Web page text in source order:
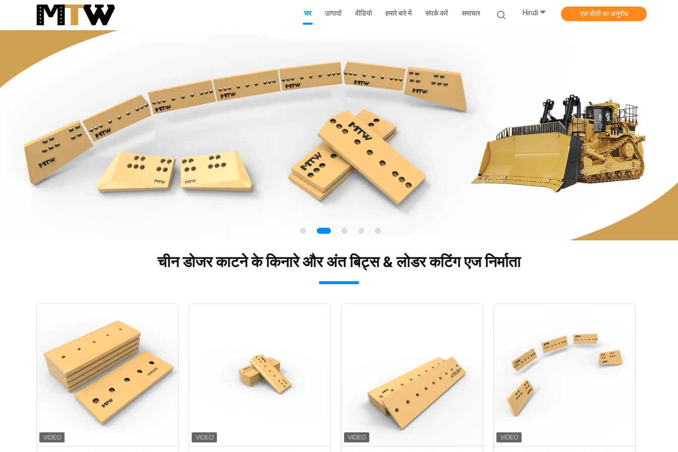
घर उत्पादों वीडियो हमारे बारे में संपर्क करें समाचार Hindi एक बोली का अनुरोध
23 से 26 अप्रैल तक सैन पाउलो ब्राजील में।
अभी संपर्क करें
चीन डोजर काटने के किनारे और अंत बिट्स & लोडर कटिंग एज निर्माता